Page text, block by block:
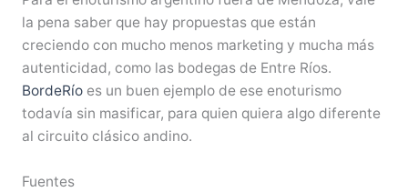
la pena saber que hay propuestas que están
creciendo con mucho menos marketing y mucha más
autenticidad, como las bodegas de Entre Ríos.
BordeRíoes un buen ejemplo de ese enoturismo
todavía sin masificar, para quien quiera algo diferente
al circuito clásico andino.
Fuentes